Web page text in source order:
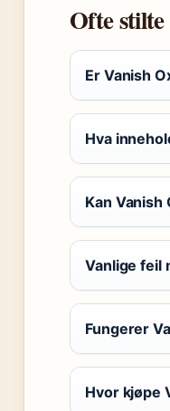
Ofte
Er Vanish
Hva
Kan
Vanlige feil
Fungerer
Hvor kjøpe